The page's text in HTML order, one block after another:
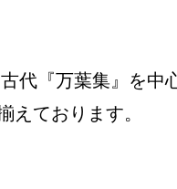
代『万葉集』を中
えております。